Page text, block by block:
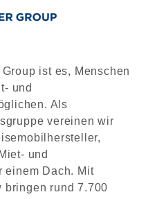
ist es, Menschen
und
Als
vereinen wir
und
einem Dach. Mit
bringen rund 7.700